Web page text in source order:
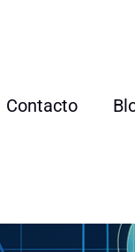
Contacto